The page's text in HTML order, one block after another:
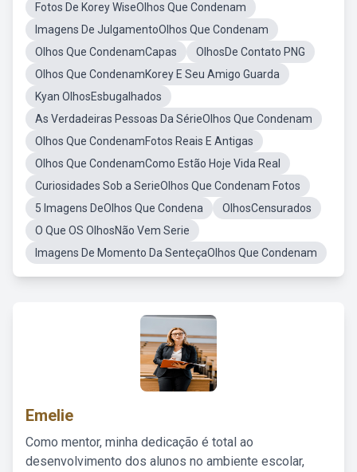
Fotos De Korey WiseOlhos Que Condenam
Imagens De JulgamentoOlhos Que Condenam
Olhos Que CondenamCapas
OlhosDe Contato PNG
Olhos Que CondenamKorey E Seu Amigo Guarda
Kyan OlhosEsbugalhados
As Verdadeiras Pessoas Da SérieOlhos Que Condenam
Olhos Que CondenamFotos Reais E Antigas
Olhos Que CondenamComo Estão Hoje Vida Real
Curiosidades Sob a SerieOlhos Que Condenam Fotos
5 Imagens DeOlhos Que Condena
OlhosCensurados
O Que OS OlhosNão Vem Serie
Imagens De Momento Da SenteçaOlhos Que Condenam
Emelie
Como mentor, minha dedicação é total ao
desenvolvimento dos alunos no ambiente escolar,